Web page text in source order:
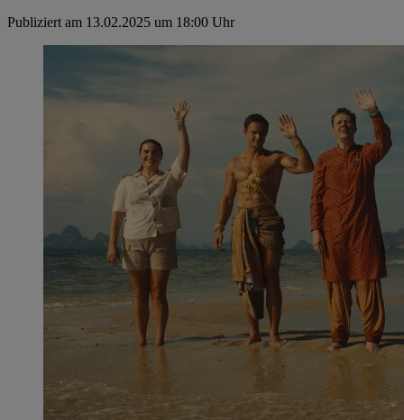
Publiziert am 13.02.2025 um 18:00 Uhr